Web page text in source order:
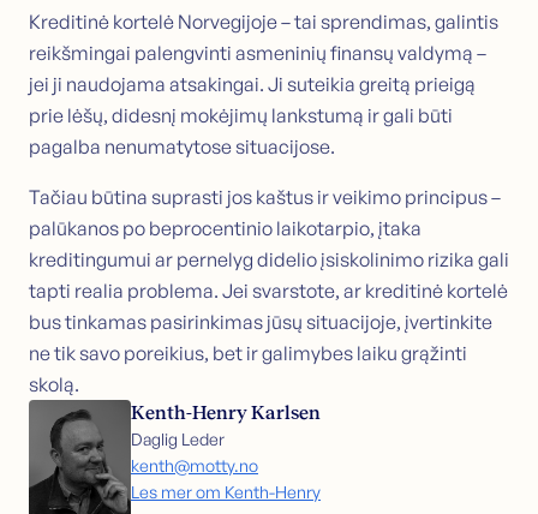
Kreditinė kortelė Norvegijoje – tai sprendimas, galintis
reikšmingai palengvinti asmeninių finansų valdymą –
jei ji naudojama atsakingai. Ji suteikia greitą prieigą
prie lėšų, didesnį mokėjimų lankstumą ir gali būti
pagalba nenumatytose situacijose.
Tačiau būtina suprasti jos kaštus ir veikimo principus –
palūkanos po beprocentinio laikotarpio, įtaka
kreditingumui ar pernelyg didelio įsiskolinimo rizika gali
tapti realia problema. Jei svarstote, ar kreditinė kortelė
bus tinkamas pasirinkimas jūsų situacijoje, įvertinkite
ne tik savo poreikius, bet ir galimybes laiku grąžinti
skolą.
Kenth-Henry Karlsen
Daglig Leder
kenth@motty.no
Les mer om Kenth-Henry